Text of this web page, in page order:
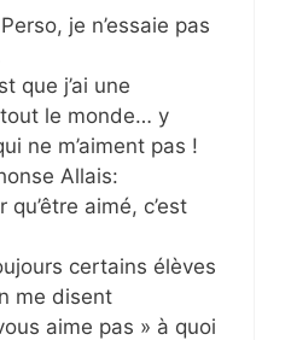
je n’essaie pas
que j’ai une
le monde… y
ne m’aiment pas !
Allais:
aimé, c’est
certains élèves
me disent
aime pas » à quoi